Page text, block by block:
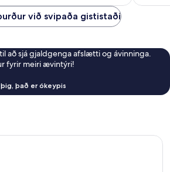
við svipaða gististaði
að sjá gjaldgenga afslætti og ávinninga.
fyrir meiri ævintýri!
þig, það er ókeypis